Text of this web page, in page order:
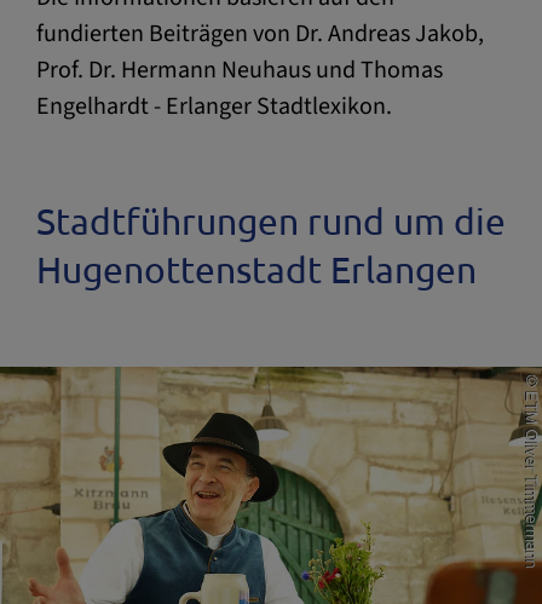
fundierten Beiträgen von Dr. Andreas Jakob,
Prof. Dr. Hermann Neuhaus und Thomas
Engelhardt - Erlanger Stadtlexikon.
Stadtführungen rund um die
Hugenottenstadt Erlangen